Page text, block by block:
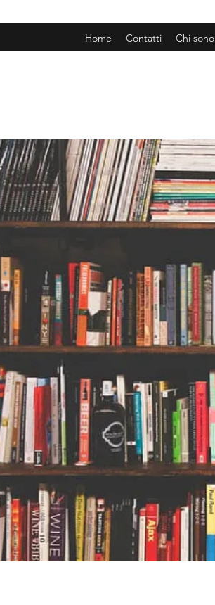
Chi sono
Contatti
Home